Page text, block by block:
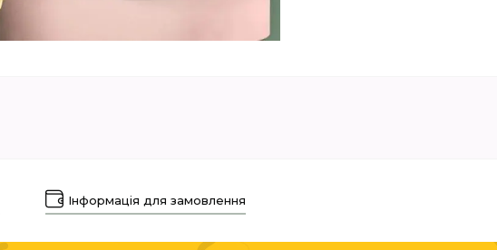
Інформація для замовлення